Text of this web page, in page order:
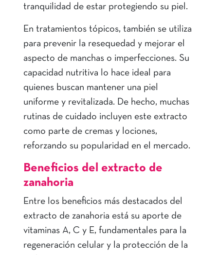
tranquilidad de estar protegiendo su piel.
En tratamientos tópicos, también se utiliza
para prevenir la resequedad y mejorar el
aspecto de manchas o imperfecciones. Su
capacidad nutritiva lo hace ideal para
quienes buscan mantener una piel
uniforme y revitalizada. De hecho, muchas
rutinas de cuidado incluyen este extracto
como parte de cremas y lociones,
reforzando su popularidad en el mercado.
Beneficios del extracto de
zanahoria
Entre los beneficios más destacados del
extracto de zanahoria está su aporte de
vitaminas A, C y E, fundamentales para la
regeneración celular y la protección de la